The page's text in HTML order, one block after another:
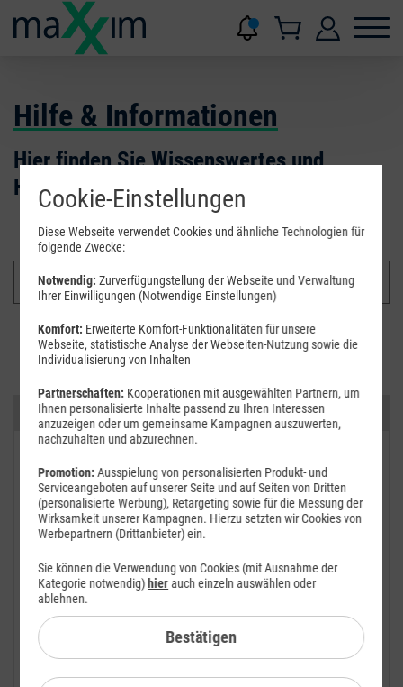
Hilfe & Informationen
Hier finden Sie Wissenswertes und
Hilfestellungen.
Suchen
Kategorien
Festnetz
Festnetz-Geräte
Kundendaten
Mobilfunk
Mobilfunk-Geräte
Vertrag
Cookie-Einstellungen
Diese Webseite verwendet Cookies und ähnliche Technologien für
folgende Zwecke:
Notwendig: Zurverfügungstellung der Webseite und Verwaltung
Ihrer Einwilligungen (Notwendige Einstellungen)
Komfort: Erweiterte Komfort-Funktionalitäten für unsere
Webseite, statistische Analyse der Webseiten-Nutzung sowie die
Individualisierung von Inhalten
Partnerschaften: Kooperationen mit ausgewählten Partnern, um
Ihnen personalisierte Inhalte passend zu Ihren Interessen
anzuzeigen oder um gemeinsame Kampagnen auszuwerten,
nachzuhalten und abzurechnen.
Promotion:Ausspielung von personalisierten Produkt- und
Serviceangeboten auf unserer Seite und auf Seiten von Dritten
(personalisierte Werbung), Retargeting sowie für die Messung der
Wirksamkeit unserer Kampagnen. Hierzu setzten wir Cookies von
Werbepartnern (Drittanbieter) ein.
Sie können die Verwendung von Cookies (mit Ausnahme der
Kategorie notwendig) hierauch einzeln auswählen oder
ablehnen.
Bestätigen